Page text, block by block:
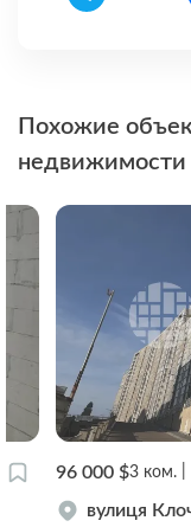
Похожие
недвижимости
96 000 $3 ком.
вулиця